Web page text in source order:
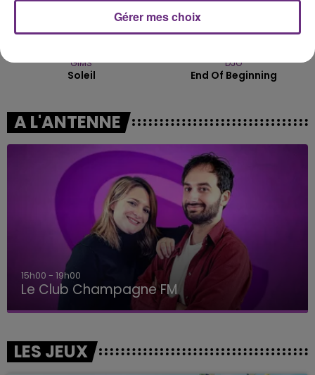
GIMS
Soleil
DJO
End Of Beginning
A L'ANTENNE
15h00 - 19h00
Le Club Champagne FM
LES JEUX
Gérer mes choix